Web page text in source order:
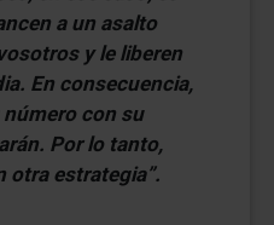
a un asalto
y le liberen
En consecuencia,
con su
Por lo tanto,
otra estrategia”.